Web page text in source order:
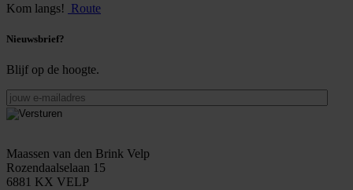
Kom langs! Route
Nieuwsbrief?
Blijf op de hoogte.
jouw
e-
mailadres
Maassen van den Brink Velp
Rozendaalselaan 15
6881 KX VELP